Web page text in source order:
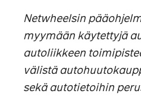
Netwheelsin
myymään käytettyjä
autoliikkeen
välistä
sekä autotietoihin